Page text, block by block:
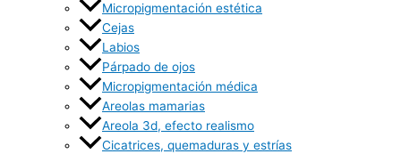
Micropigmentación estética
Cejas
Labios
Párpado de ojos
Micropigmentación médica
Areolas mamarias
Areola 3d, efecto realismo
Cicatrices, quemaduras y estrías